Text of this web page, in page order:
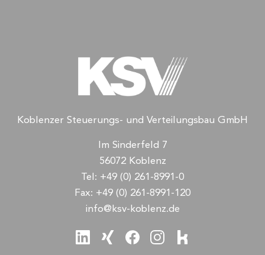
Koblenzer Steuerungs- und Verteilungsbau GmbH
Im Sinderfeld 7
56072 Koblenz
Tel: +49 (0) 261-8991-0
Fax: +49 (0) 261-8991-120
info@ksv-koblenz.de